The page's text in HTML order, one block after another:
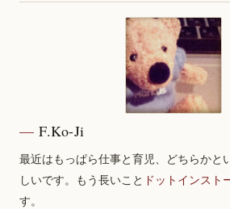
F.Ko-Ji
最近はもっぱら仕事と育児、どちらかと
しいです。もう長いこと ドットインスト
す。